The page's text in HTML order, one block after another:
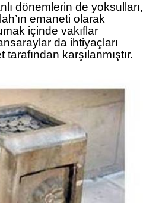
dönemlerin de yoksulları,
emaneti olarak
içinde vakıflar
da ihtiyaçları
karşılanmıştır.